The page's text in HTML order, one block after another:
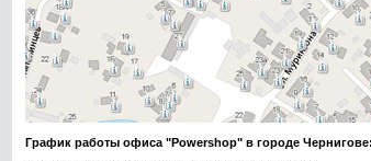
График работы офиса "Powershop" в городе Чернигове: